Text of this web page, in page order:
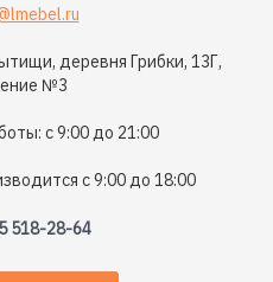
деревня Грибки, 13Г,
№3
с 9:00 до 21:00
с 9:00 до 18:00
518-28-64